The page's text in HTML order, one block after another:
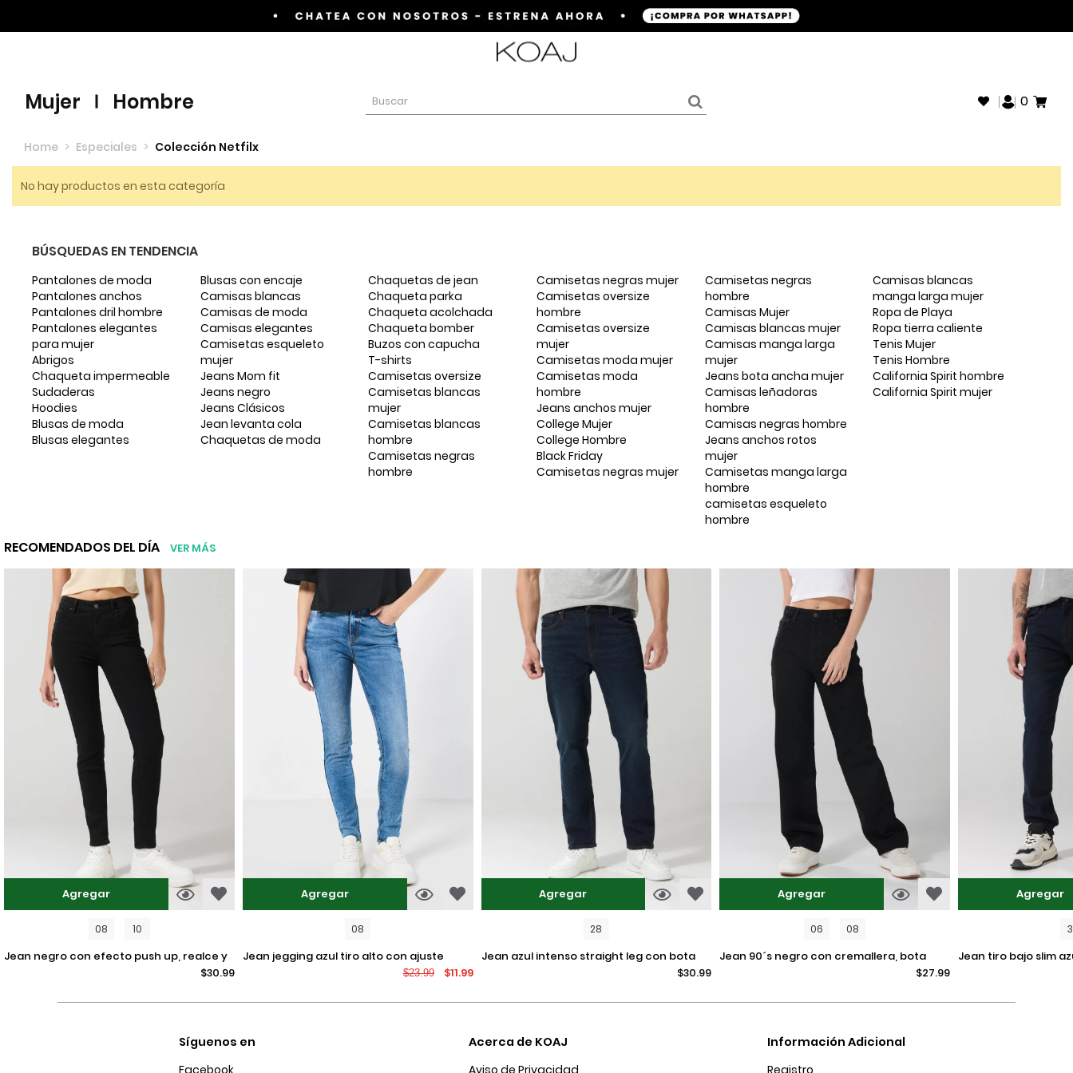
mujer hombre 0
Home > Especiales > Colección Netfilx
No hay productos en esta categoría
BÚSQUEDAS EN TENDENCIA
Pantalones de moda
Pantalones anchos
Pantalones dril hombre
Pantalones elegantes
para mujer
Abrigos
Chaqueta impermeable
Sudaderas
Hoodies
Blusas de moda
Blusas elegantes
Blusas con encaje
Camisas blancas
Camisas de moda
Camisas elegantes
Camisetas esqueleto
mujer
Jeans Mom fit
Jeans negro
Jeans Clásicos
Jean levanta cola
Chaquetas de moda
Chaquetas de jean
Chaqueta parka
Chaqueta acolchada
Chaqueta bomber
Buzos con capucha
T-shirts
Camisetas oversize
Camisetas blancas
mujer
Camisetas blancas
hombre
Camisetas negras
hombre
Camisetas negras mujer
Camisetas oversize
hombre
Camisetas oversize
mujer
Camisetas moda mujer
Camisetas moda
hombre
Jeans anchos mujer
College Mujer
College Hombre
Black Friday
Camisetas negras mujer
Camisetas negras
hombre
Camisas Mujer
Camisas blancas mujer
Camisas manga larga
mujer
Jeans bota ancha mujer
Camisas leñadoras
hombre
Camisas negras hombre
Jeans anchos rotos
mujer
Camisetas manga larga
hombre
camisetas esqueleto
hombre
Camisas blancas
manga larga mujer
Ropa de Playa
Ropa tierra caliente
Tenis Mujer
Tenis Hombre
California Spirit hombre
California Spirit mujer
RECOMENDADOS DEL DÍA VER MÁS
Agregar
08 10
jean negro con efecto push up, realce y
$30.99
Agregar
08
jean jegging azul tiro alto con ajuste
$23.99 $11.99
Agregar
28
jean azul intenso straight leg con bota
$30.99
Agregar
06 08
jean 90´s negro con cremallera, bota
$27.99
Agregar
jean tiro bajo slim azul intenso ajustado
Síguenos en
Acerca de KOAJ
Información Adicional